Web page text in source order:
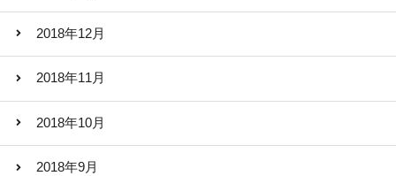
2018年12月
2018年11月
2018年10月
2018年9月